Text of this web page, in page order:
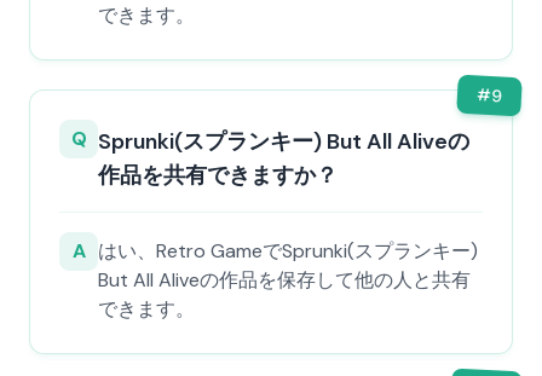
できます。
#9
Q Sprunki(スプランキー) But All Aliveの
作品を共有できますか？
A はい、Retro GameでSprunki(スプランキー)
But All Aliveの作品を保存して他の人と共有
できます。